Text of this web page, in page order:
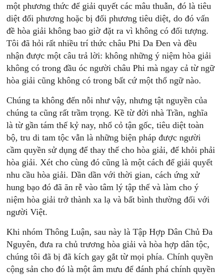
một phương thức để giải quyết các mâu thuẫn, đó là tiêu
diệt đối phương hoặc bị đối phương tiêu diệt, do đó vấn
đề hòa giải không bao giờ đặt ra vì không có đối tượng.
Tôi đã hỏi rất nhiều trí thức châu Phi Da Đen và đều
nhận được một câu trả lời: không những ý niệm hòa giải
không có trong đầu óc người châu Phi mà ngay cả từ ngữ
hòa giải cũng không có trong bất cứ một thổ ngữ nào.
Chúng ta không đến nỗi như vậy, nhưng tật nguyền của
chúng ta cũng rất trầm trọng. Kề từ đời nhà Trần, nghĩa
là từ gần tám thế kỷ nay, nhổ cỏ tận gốc, tiêu diệt toàn
bộ, tru di tam tộc vẫn là những biện pháp được người
cầm quyền sử dụng để thay thế cho hòa giải, để khỏi phải
hòa giải. Xét cho cùng đó cũng là một cách để giải quyết
nhu cầu hòa giải. Dần dần với thời gian, cách ứng xử
hung bạo đó đã ăn rễ vào tâm lý tập thể và làm cho ý
niệm hòa giải trở thành xa lạ và bất bình thường đối với
người Việt.
Khi nhóm Thông Luận, sau này là Tập Hợp Dân Chủ Đa
Nguyên, đưa ra chủ trương hòa giải và hòa hợp dân tộc,
chúng tôi đã bị đã kích gay gắt từ mọi phía. Chính quyền
cộng sản cho đó là một âm mưu để đánh phá chính quyền